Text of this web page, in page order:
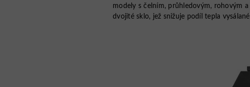
modely s čelním, průhledovým, rohovým
dvojité sklo, jež snižuje podíl tepla